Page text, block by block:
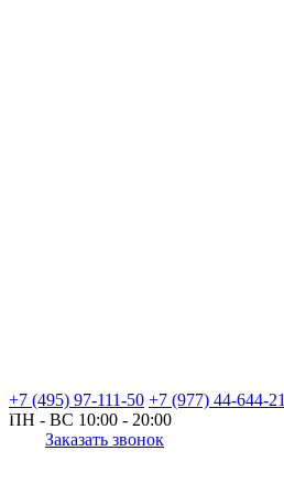
+7 (495) 97-111-50 +7 (977) 44-644-21
ПН - ВС 10:00 - 20:00
Заказать звонок